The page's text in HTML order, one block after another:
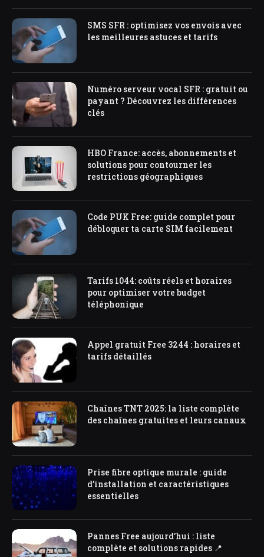
SMS SFR : optimisez vos envois avec
les meilleures astuces et tarifs
Numéro serveur vocal SFR : gratuit ou
payant ? Découvrez les différences
clés
HBO France: accès, abonnements et
solutions pour contourner les
restrictions géographiques
Code PUK Free: guide complet pour
débloquer ta carte SIM facilement
Tarifs 1044: coûts réels et horaires
pour optimiser votre budget
téléphonique
Appel gratuit Free 3244 : horaires et
tarifs détaillés
Chaînes TNT 2025: la liste complète
des chaînes gratuites et leurs canaux
Prise fibre optique murale : guide
d’installation et caractéristiques
essentielles
Pannes Free aujourd’hui : liste
complète et solutions rapides 📍